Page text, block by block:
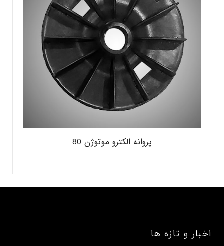
پروانه الکترو موتوژن 80
اخبار و تازه ها